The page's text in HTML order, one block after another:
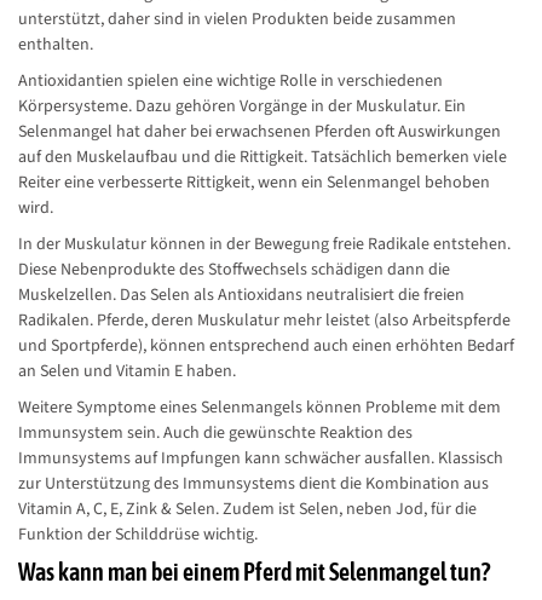
unterstützt, daher sind in vielen Produkten beide zusammen
enthalten.
Antioxidantien spielen eine wichtige Rolle in verschiedenen
Körpersysteme. Dazu gehören Vorgänge in der Muskulatur. Ein
Selenmangel hat daher bei erwachsenen Pferden oft Auswirkungen
auf den Muskelaufbau und die Rittigkeit. Tatsächlich bemerken viele
Reiter eine verbesserte Rittigkeit, wenn ein Selenmangel behoben
wird.
In der Muskulatur können in der Bewegung freie Radikale entstehen.
Diese Nebenprodukte des Stoffwechsels schädigen dann die
Muskelzellen. Das Selen als Antioxidans neutralisiert die freien
Radikalen. Pferde, deren Muskulatur mehr leistet (also Arbeitspferde
und Sportpferde), können entsprechend auch einen erhöhten Bedarf
an Selen und Vitamin E haben.
Weitere Symptome eines Selenmangels können Probleme mit dem
Immunsystem sein. Auch die gewünschte Reaktion des
Immunsystems auf Impfungen kann schwächer ausfallen. Klassisch
zur Unterstützung des Immunsystems dient die Kombination aus
Vitamin A, C, E, Zink & Selen. Zudem ist Selen, neben Jod, für die
Funktion der Schilddrüse wichtig.
Was kann man bei einem Pferd mit Selenmangel tun?